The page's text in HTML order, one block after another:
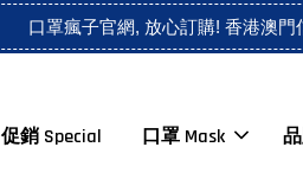
口罩瘋子官網, 放心訂購! 香港澳
促銷 Special 口罩 Mask